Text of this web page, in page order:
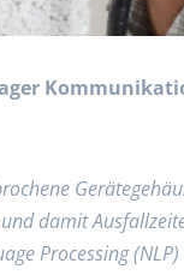
damit
Processing